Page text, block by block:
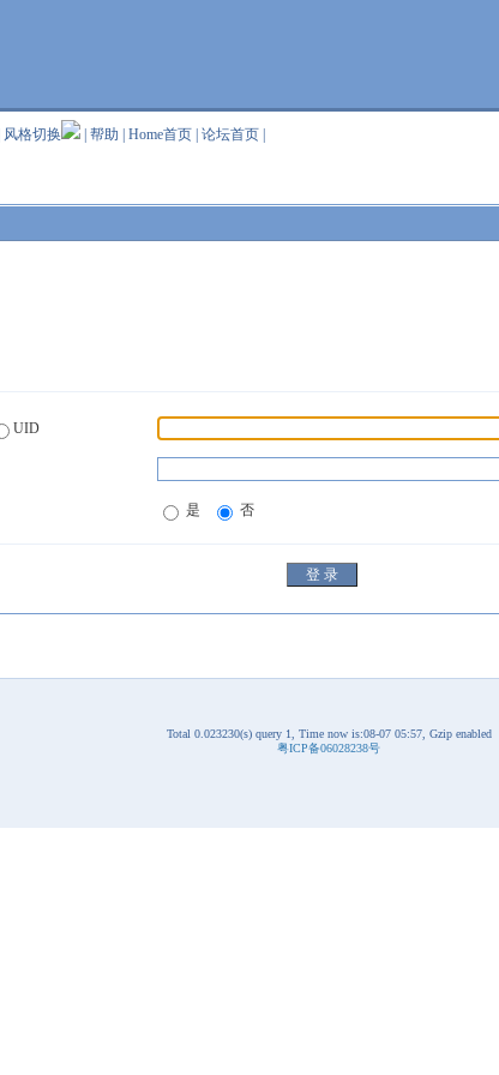
风格切换 |帮助 |Home首页 |论坛首页
UID
是 否
Total 0.023230(s) query 1, Time now is:08-07 05:57, Gzip enabled
粤ICP备06028238号